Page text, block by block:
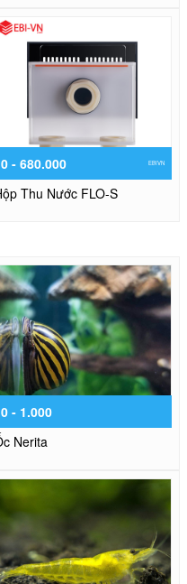
0 - 680.000 EBIVN
Thu Nước FLO-S
0 - 1.000
Nerita